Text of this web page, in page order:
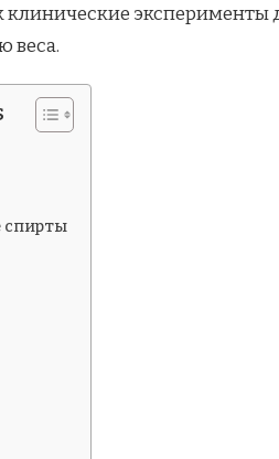
клинические
веса.
спирты